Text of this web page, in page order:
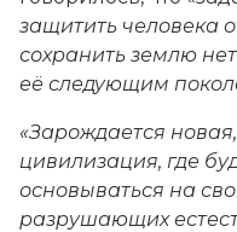
защитить человека
сохранить землю
её следующим
«Зарождается
цивилизация, где
основываться на
разрушающих